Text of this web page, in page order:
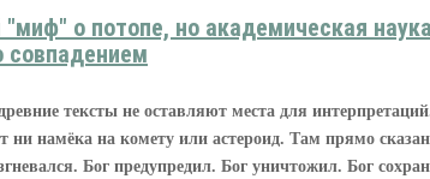
о потопе, но академическая
совпадением
тексты не оставляют места для
ни намёка на комету или астероид. Там прямо
Бог предупредил. Бог уничтожил. Бог